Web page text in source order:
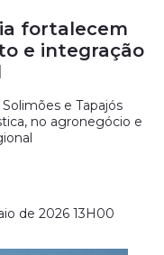
fortalecem
e integração
e Tapajós
no agronegócio e
de 2026 13H00